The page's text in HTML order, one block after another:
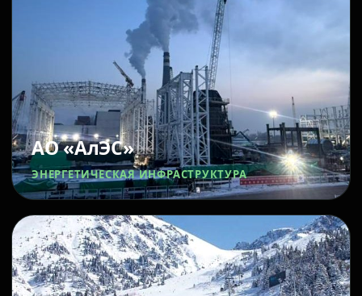
АО «АлЭС»
ЭНЕРГЕТИЧЕСКАЯ ИНФРАСТРУКТУРА